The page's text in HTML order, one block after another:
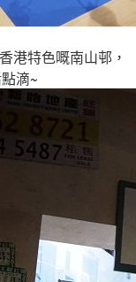
香港特色嘅南山邨 ，
滴~